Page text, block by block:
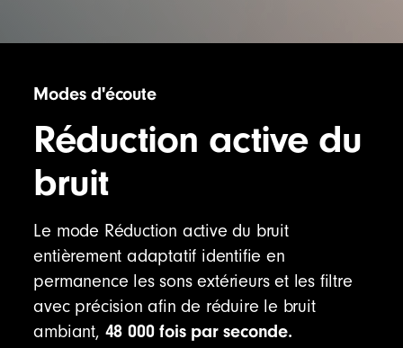
Modes d'écoute
Réduction active du
bruit
Le mode Réduction active du bruit
entièrement adaptatif identifie en
permanence les sons extérieurs et les filtre
avec précision afin de réduire le bruit
ambiant, 48 000 fois par seconde.